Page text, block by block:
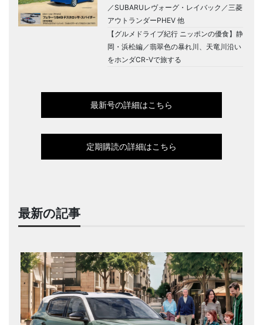
／SUBARUレヴォーグ・レイバック／三菱
アウトランダーPHEV 他
【グルメドライブ紀行 ニッポンの優食】静
岡・浜松編／翡翠色の暴れ川、天竜川沿い
をホンダCR-Vで旅する
最新号の詳細はこちら
定期購読の詳細はこちら
最新の記事